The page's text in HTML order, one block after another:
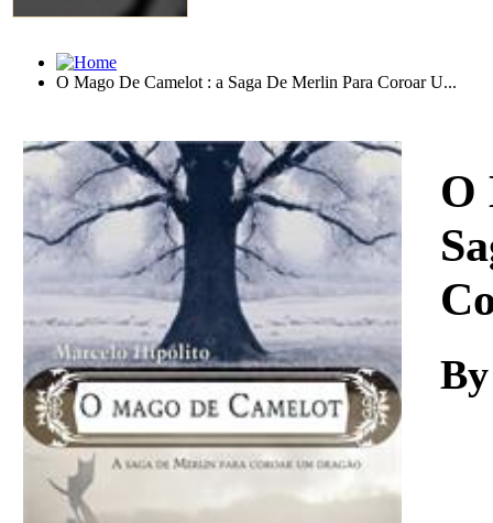
O Mago De Camelot : a Saga De Merlin Para Coroar U...
Download
O